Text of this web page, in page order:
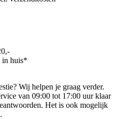
in huis*
Wij helpen je graag verder.
van 09:00 tot 17:00 uur klaar
Het is ook mogelijk